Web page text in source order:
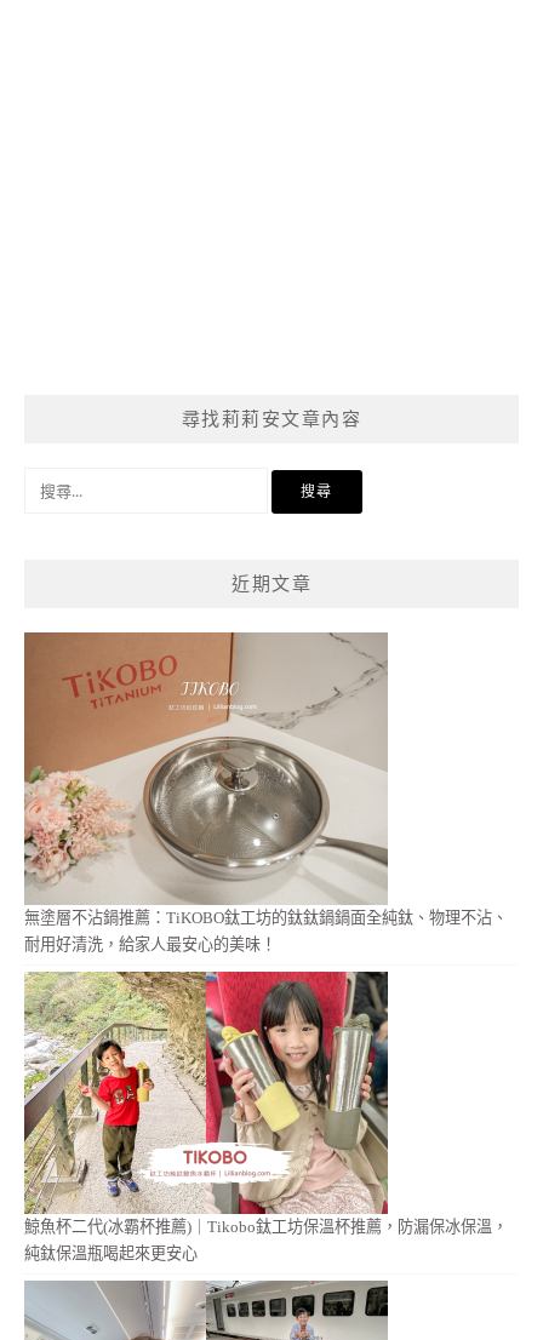
尋找莉莉安文章內容
近期文章
無塗層不沾鍋推薦：TiKOBO鈦工坊的鈦鈦鍋鍋面全純鈦、物理不沾、
耐用好清洗，給家人最安心的美味！
鯨魚杯二代(冰霸杯推薦)｜Tikobo鈦工坊保溫杯推薦，防漏保冰保溫，
純鈦保溫瓶喝起來更安心